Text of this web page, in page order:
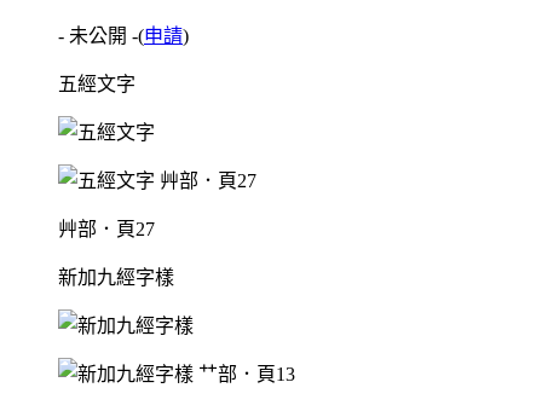
- 未公開 -(申請)
五經文字
艸部．頁27
新加九經字樣